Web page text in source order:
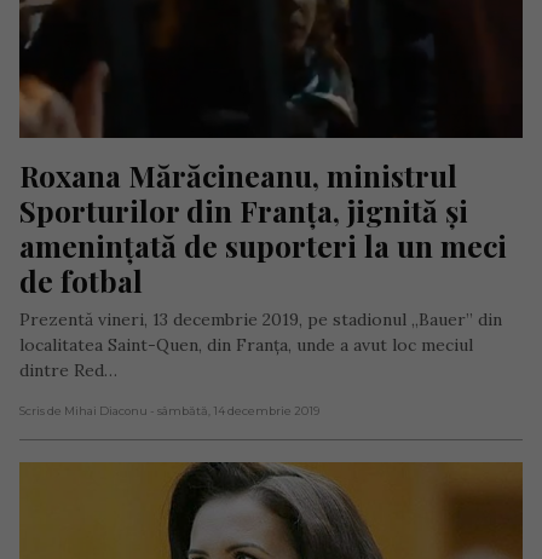
Roxana Mărăcineanu, ministrul
Sporturilor din Franța, jignită și
amenințată de suporteri la un meci
de fotbal
Prezentă vineri, 13 decembrie 2019, pe stadionul „Bauer” din
localitatea Saint-Quen, din Franţa, unde a avut loc meciul
dintre Red…
Scris de Mihai Diaconu - sâmbătă, 14 decembrie 2019